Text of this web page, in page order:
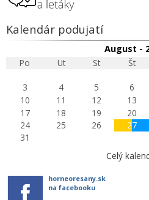
Kalendár podujatí
August -
Po
Ut St Št
3
4 5 6
10
11 12 13
17
18 19 20
24
25 26 27
31
Celý
horneoresany.sk
na facebooku